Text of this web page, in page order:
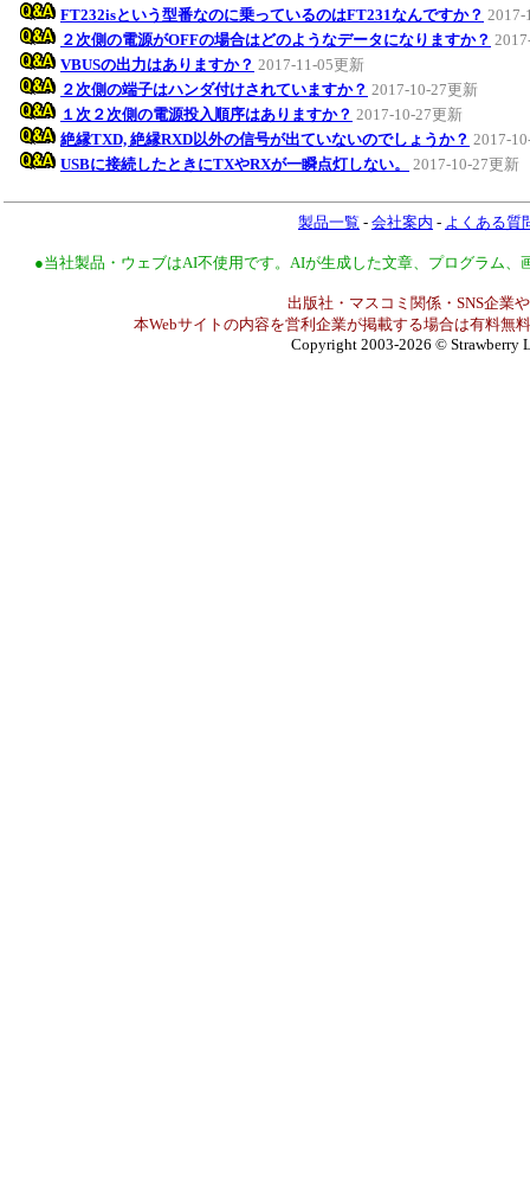
FT232isという型番なのに乗っているのはFT231なんですか？ 2017-
２次側の電源がOFFの場合はどのようなデータになりますか？
VBUSの出力はありますか？ 2017-11-05更新
２次側の端子はハンダ付けされていますか？ 2017-10-27更新
１次２次側の電源投入順序はありますか？ 2017-10-27更新
絶縁TXD, 絶縁RXD以外の信号が出ていないのでしょうか？ 2017-
USBに接続したときにTXやRXが一瞬点灯しない。
2017-10-27更新
製品一覧 - 会社案内 - よくある質
●当社製品・ウェブはAI不使用です。AIが生成した文章、プログラム
出版社・マスコミ関係・SNS企業
本Webサイトの内容を営利企業が掲載する場合は有料無
Copyright 2003-2026 © Strawberry